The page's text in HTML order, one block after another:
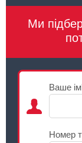
Ми
Ваше
Номер